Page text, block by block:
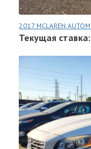
2017 MCLAREN
Текущая